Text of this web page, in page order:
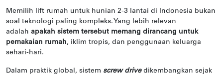
Memilih lift rumah untuk hunian 2-3 lantai di Indonesia bukan
soal teknologi paling kompleks. Yang lebih relevan
adalah apakah sistem tersebut memang dirancang untuk
pemakaian rumah, iklim tropis, dan penggunaan keluarga
sehari-hari.
Dalam praktik global, sistem screw drivedikembangkan sejak